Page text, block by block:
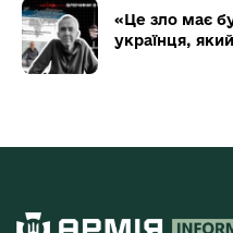
«Це зло має
українця,